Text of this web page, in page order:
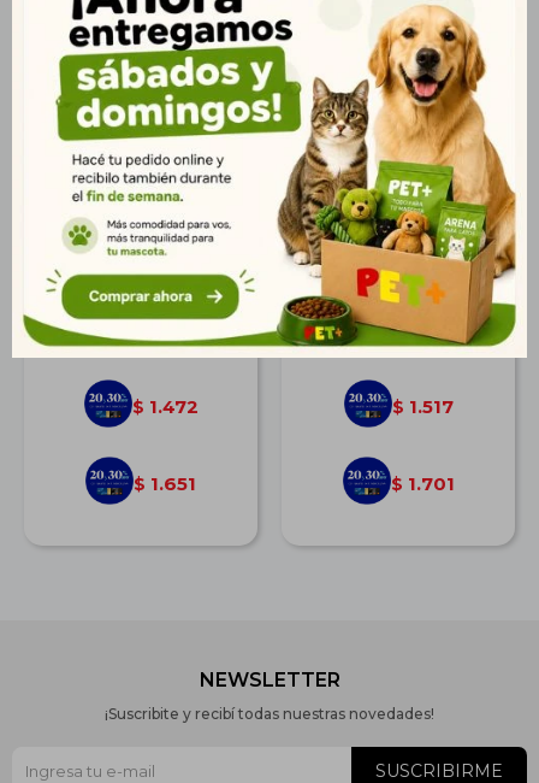
Flexi New Classic L 5
mt. Cinta
$ 2.038
$ 1.472
$ 1.651
Correa Retráctil Fida
Premium 8 mt. XL Azul
$ 2.100
$ 1.517
$ 1.701
NEWSLETTER
¡Suscribite y recibí todas nuestras novedades!
SUSCRIBIRME